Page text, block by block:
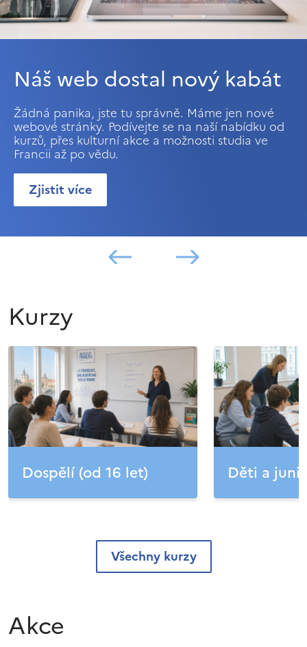
Náš web dostal nový kabát
Žádná panika, jste tu správně. Máme jen nové
webové stránky. Podívejte se na naší nabídku od
kurzů, přes kulturní akce a možnosti studia ve
Francii až po vědu.
Zjistit více
Kurzy
Dospělí (od 16 let) Děti a
Všechny kurzy
Akce